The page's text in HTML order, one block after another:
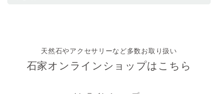
天然石やアクセサリーなど多数お取り扱い
石家オンラインショップはこちら